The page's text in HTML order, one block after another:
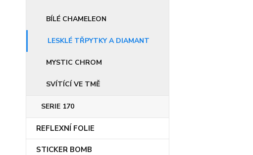
BÍLÉ CHAMELEON
LESKLÉ TŘPYTKY A DIAMANT
MYSTIC CHROM
SVÍTÍCÍ VE TMĚ
SERIE 170
REFLEXNÍ FOLIE
STICKER BOMB